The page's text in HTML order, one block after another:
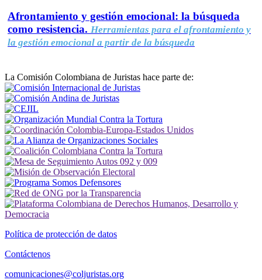
Afrontamiento y gestión emocional: la búsqueda
como resistencia. Herramientas para el afrontamiento y
la gestión emocional a partir de la búsqueda
La Comisión Colombiana de Juristas hace parte de:
Política de protección de datos
Contáctenos
comunicaciones@coljuristas.org